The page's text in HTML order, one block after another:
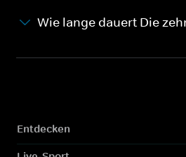
Wie lange dauert Die
Entdecken